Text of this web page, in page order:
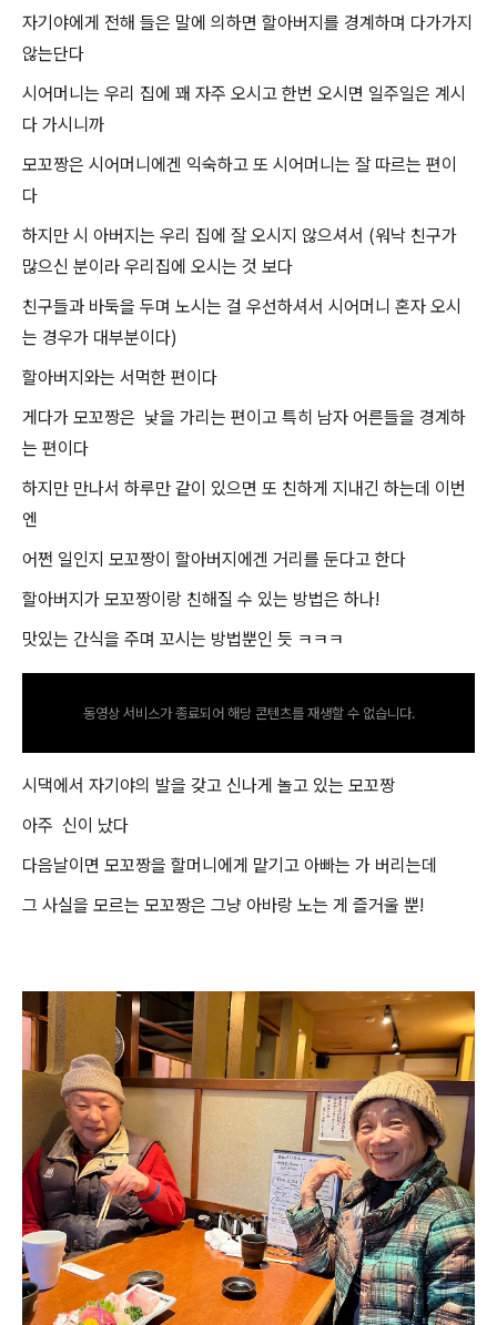
자기야에게 전해 들은 말에 의하면 할아버지를 경계하며 다가가지
않는단다
시어머니는 우리 집에 꽤 자주 오시고 한번 오시면 일주일은 계시
다 가시니까
모꼬짱은 시어머니에겐 익숙하고 또 시어머니는 잘 따르는 편이
다
하지만 시 아버지는 우리 집에 잘 오시지 않으셔서 (워낙 친구가
많으신 분이라 우리집에 오시는 것 보다
친구들과 바둑을 두며 노시는 걸 우선하셔서 시어머니 혼자 오시
는 경우가 대부분이다)
할아버지와는 서먹한 편이다
게다가 모꼬짱은 낯을 가리는 편이고 특히 남자 어른들을 경계하
는 편이다
하지만 만나서 하루만 같이 있으면 또 친하게 지내긴 하는데 이번
엔
어쩐 일인지 모꼬짱이 할아버지에겐 거리를 둔다고 한다
할아버지가 모꼬짱이랑 친해질 수 있는 방법은 하나!
맛있는 간식을 주며 꼬시는 방법뿐인 듯 ㅋㅋㅋ
동영상 서비스가 종료되어 해당 콘텐츠를 재생할 수 없습니다.
시댁에서 자기야의 발을 갖고 신나게 놀고 있는 모꼬짱
아주 신이 났다
다음날이면 모꼬짱을 할머니에게 맡기고 아빠는 가 버리는데
그 사실을 모르는 모꼬짱은 그냥 아바랑 노는 게 즐거울 뿐!